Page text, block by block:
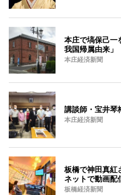
本庄で塙保己一
我国帰属由来」
本庄経済新聞
講談師・宝井琴
本庄経済新聞
板橋で神田真紅
ネットで動画配
板橋経済新聞